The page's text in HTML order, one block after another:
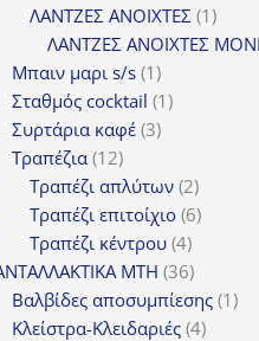
προϊόν
ΛΑΝΤΖΕΣ ΑΝΟΙΧΤΕΣ 11
ΛΑΝΤΖΕΣ ΑΝΟΙΧΤΕΣ
Μπαιν μαρι s/s 11
προϊόν
Σταθμός cocktail 11
Συρτάρια καφέ 33
Τραπέζια 1212
προϊόντα
Τραπέζι απλύτων 22
προϊόντα
Τραπέζι επιτοίχιο 66
Τραπέζι κέντρου 44
προϊόντα
MTH 3636
προϊόντα
Βαλβίδες αποσυμπίεσης 11
Κλείστρα-Κλειδαριές 44